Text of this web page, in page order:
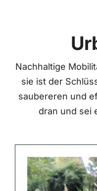
Nachhaltige
sie ist der
saubereren und
dran und sei